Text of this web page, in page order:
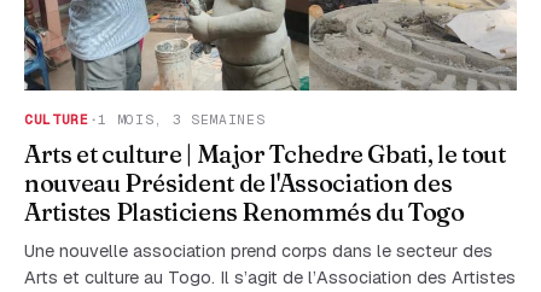
CULTURE ·1 MOIS, 3 SEMAINES
Arts et culture | Major Tchedre Gbati, le tout
nouveau Président de l'Association des
Artistes Plasticiens Renommés du Togo
Une nouvelle association prend corps dans le secteur des
Arts et culture au Togo. Il s’agit de l’Association des Artistes